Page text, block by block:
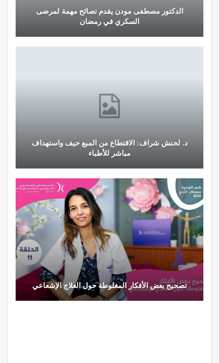
الدكتور مصطفى مودن يقدم نصائح مهمة لمرضى
السكري في رمضان
د. لحنش شراف: الاقتطاع من المبع حيف واستهداف
مباشر للأطباء
تصحيح بعض الأفكار المغلوطة حول العلاج الإشعاعي